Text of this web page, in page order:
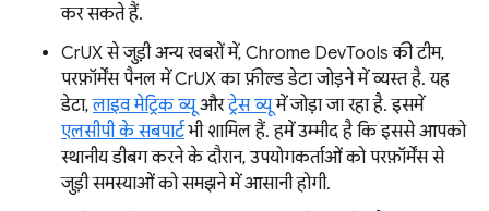
कर सकते हैं.
CrUX से जुड़ी अन्य खबरों में, Chrome DevTools की टीम,
परफ़ॉर्मेंस पैनल में CrUX का फ़ील्ड डेटा जोड़ने में व्यस्त है. यह
डेटा,लाइव मेट्रिक व्यूऔरट्रेस व्यूमें जोड़ा जा रहा है. इसमें
एलसीपी के सबपार्टभी शामिल हैं. हमें उम्मीद है कि इससे आपको
स्थानीय डीबग करने के दौरान, उपयोगकर्ताओं को परफ़ॉर्मेंस से
जुड़ी समस्याओं को समझने में आसानी होगी.